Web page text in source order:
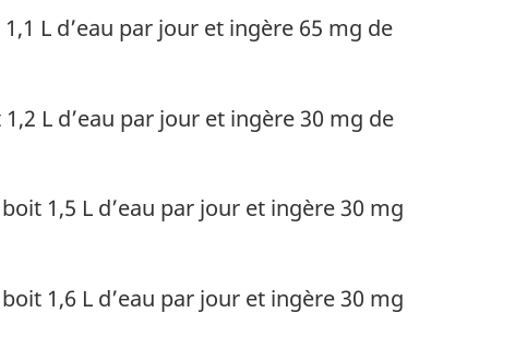
L d’eau par jour et ingère 65 mg de
L d’eau par jour et ingère 30 mg de
1,5 L d’eau par jour et ingère 30 mg
1,6 L d’eau par jour et ingère 30 mg